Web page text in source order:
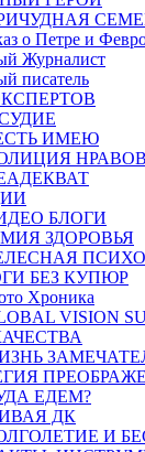
о Петре и
Журналист
писатель
ИМЕЮ
НРАВОВ
БЛОГИ
ЗДОРОВЬЯ
БЕЗ КУПЮР
Хроника
VISION
ЕДЕМ?
ДК
И